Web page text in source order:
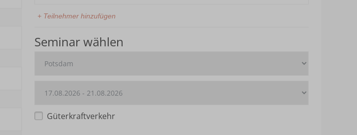
+ Teilnehmer hinzufügen
Seminar wählen
Güterkraftverkehr